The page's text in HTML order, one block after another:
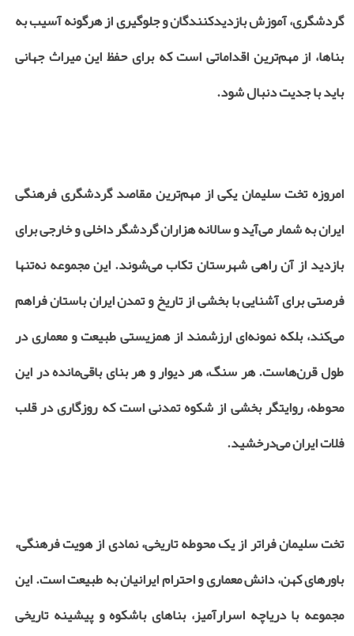
گردشگری، آموزش بازدیدکنندگان و جلوگیری از هرگونه آسیب به
بناها، از مهم‌ترین اقداماتی است که برای حفظ این میراث جهانی
باید با جدیت دنبال شود.
امروزه تخت سلیمان یکی از مهم‌ترین مقاصد گردشگری فرهنگی
ایران به شمار می‌آید و سالانه هزاران گردشگر داخلی و خارجی برای
بازدید از آن راهی شهرستان تکاب می‌شوند. این مجموعه نه‌تنها
فرصتی برای آشنایی با بخشی از تاریخ و تمدن ایران باستان فراهم
می‌کند، بلکه نمونه‌ای ارزشمند از همزیستی طبیعت و معماری در
طول قرن‌هاست. هر سنگ، هر دیوار و هر بنای باقی‌مانده در این
محوطه، روایتگر بخشی از شکوه تمدنی است که روزگاری در قلب
فلات ایران می‌درخشید.
تخت سلیمان فراتر از یک محوطه تاریخی، نمادی از هویت فرهنگی،
باورهای کهن، دانش معماری و احترام ایرانیان به طبیعت است. این
مجموعه با دریاچه اسرارآمیز، بناهای باشکوه و پیشینه تاریخی